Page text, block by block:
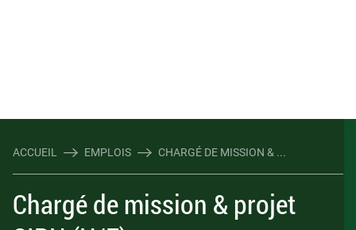
ACCUEIL EMPLOIS CHARGÉ DE MISSION & ...
Chargé de mission & projet